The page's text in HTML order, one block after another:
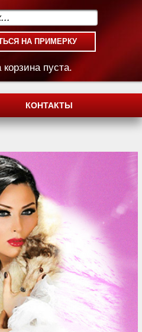
пуста.
.
КОНТАКТЫ